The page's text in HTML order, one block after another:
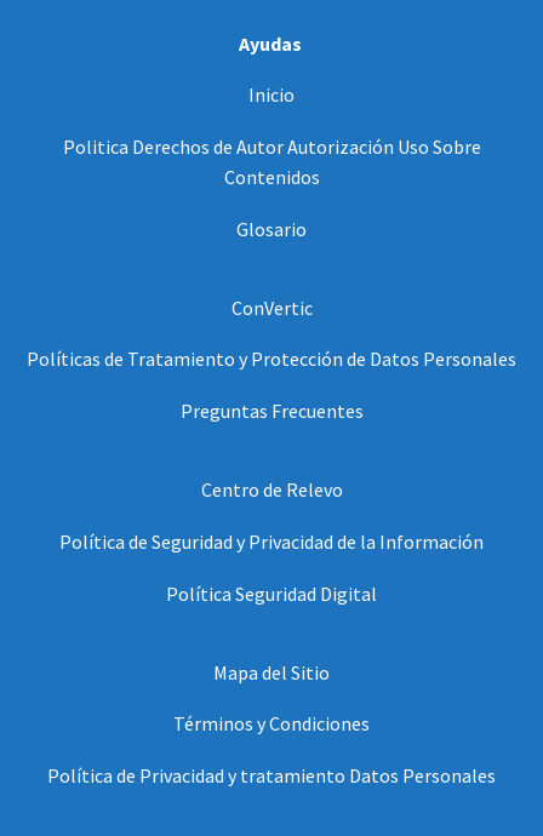
Ayudas
Inicio
Politica Derechos de Autor Autorización Uso Sobre
Contenidos
Glosario
ConVertic
Políticas de Tratamiento y Protección de Datos Personales
Preguntas Frecuentes
Centro de Relevo
Política de Seguridad y Privacidad de la Información
Política Seguridad Digital
Mapa del Sitio
Términos y Condiciones
Política de Privacidad y tratamiento Datos Personales